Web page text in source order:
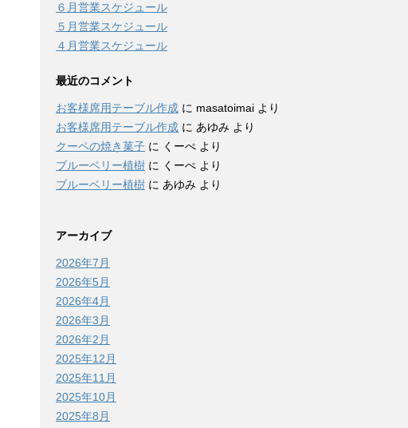
６月営業スケジュール
５月営業スケジュール
４月営業スケジュール
最近のコメント
お客様席用テーブル作成 に masatoimai より
お客様席用テーブル作成 に あゆみ より
クーペの焼き菓子 に くーぺ より
ブルーベリー植樹 に くーぺ より
ブルーベリー植樹 に あゆみ より
アーカイブ
2026年7月
2026年5月
2026年4月
2026年3月
2026年2月
2025年12月
2025年11月
2025年10月
2025年8月